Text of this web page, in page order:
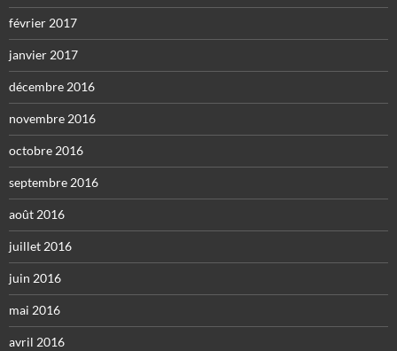
février 2017
janvier 2017
décembre 2016
novembre 2016
octobre 2016
septembre 2016
août 2016
juillet 2016
juin 2016
mai 2016
avril 2016